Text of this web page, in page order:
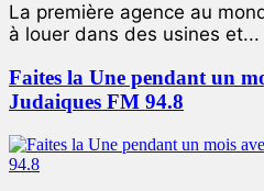
La première agence au
à louer dans des usines et...
Faites la Une pendant un
Judaiques FM 94.8